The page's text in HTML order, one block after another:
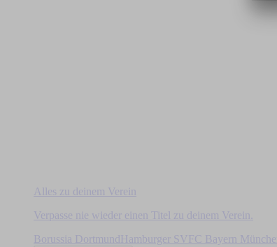
Alles zu deinem Verein
Verpasse nie wieder einen Titel zu deinem Verein.
Borussia DortmundHamburger SV FC Bayern München